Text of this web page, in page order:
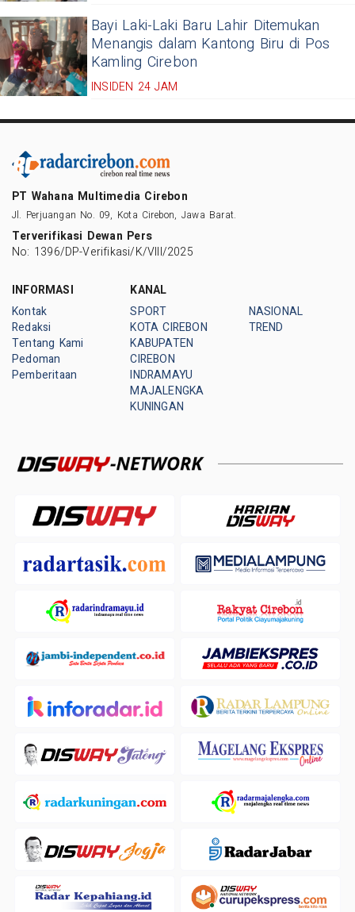
Bayi Laki-Laki Baru Lahir Ditemukan
Menangis dalam Kantong Biru di Pos
Kamling Cirebon
INSIDEN 24 JAM
PT Wahana Multimedia Cirebon
Jl. Perjuangan No. 09, Kota Cirebon, Jawa Barat.
Terverifikasi Dewan Pers
No: 1396/DP-Verifikasi/K/VIII/2025
INFORMASI
Kontak
Redaksi
Tentang Kami
Pedoman
Pemberitaan
KANAL
SPORT
KOTA CIREBON
KABUPATEN
CIREBON
INDRAMAYU
MAJALENGKA
KUNINGAN
NASIONAL
TREND